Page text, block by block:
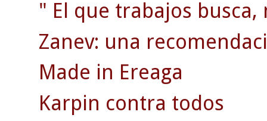
" El que trabajos
Zanev: una
Made in Ereaga
Karpin contra todos